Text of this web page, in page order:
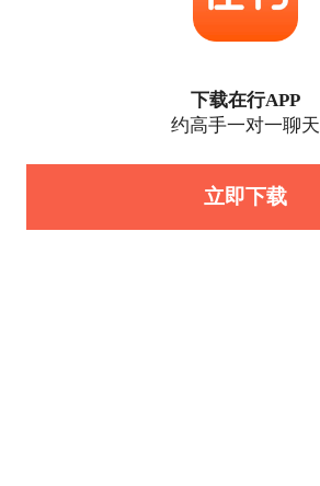
下载在行APP
约高手一对一聊天
立即下载